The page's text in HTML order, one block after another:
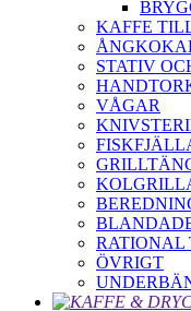
KAFFE
STATIV
VÅGAR
RATIONAL
ÖVRIGT